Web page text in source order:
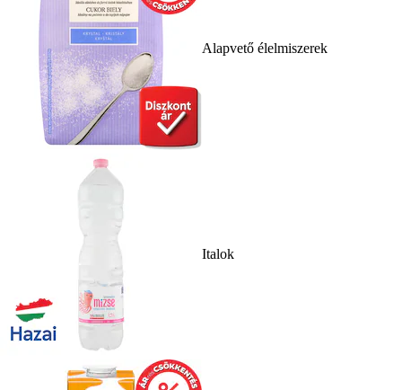
Alapvető élelmiszerek
Italok